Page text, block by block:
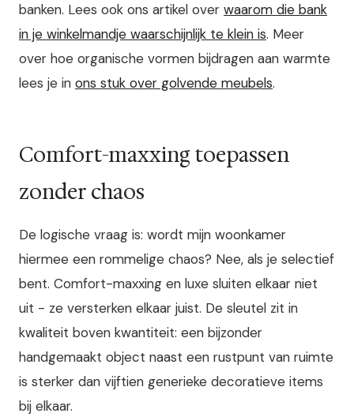
banken. Lees ook ons artikel over waarom die bank
in je winkelmandje waarschijnlijk te klein is. Meer
over hoe organische vormen bijdragen aan warmte
lees je in ons stuk over golvende meubels.
Comfort-maxxing toepassen
zonder chaos
De logische vraag is: wordt mijn woonkamer
hiermee een rommelige chaos? Nee, als je selectief
bent. Comfort-maxxing en luxe sluiten elkaar niet
uit - ze versterken elkaar juist. De sleutel zit in
kwaliteit boven kwantiteit: een bijzonder
handgemaakt object naast een rustpunt van ruimte
is sterker dan vijftien generieke decoratieve items
bij elkaar.